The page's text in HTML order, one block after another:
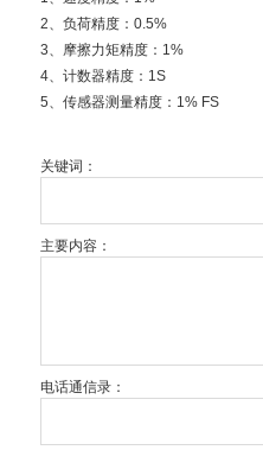
2、负荷精度：0.5%
3、摩擦力矩精度：1%
4、计数器精度：1S
5、传感器测量精度：1% FS
关键词：
主要内容：
电话通信录：